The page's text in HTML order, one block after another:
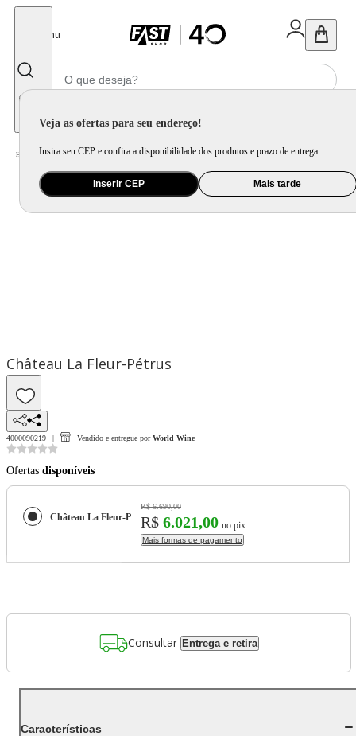
Menu
Veja as ofertas para seu endereço!
Insira seu CEP e confira a disponibilidade dos produtos e prazo de entrega.
Inserir CEP Mais tarde
Home Mercado / Bebida Vinho
Château La Fleur-Pétrus
4000090219 Vendido e entregue por World Wine
Ofertas disponíveis
Château La Fleur-Pétrus
R$ 6.690,00
R$ 6.021,00 no pix
Mais formas de pagamento
Consultar Entrega e retira
Características